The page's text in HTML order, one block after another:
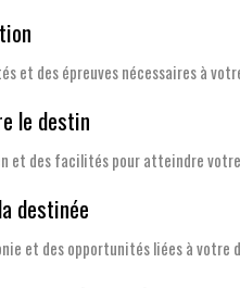
et des épreuves nécessaires à
le destin
et des facilités pour atteindre
destinée
et des opportunités liées à